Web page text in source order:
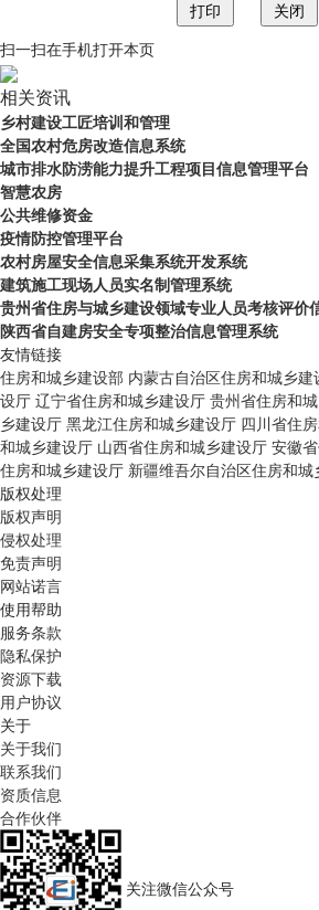
扫一扫在手机打开本页
相关资讯
乡村建设工匠培训和管理
全国农村危房改造信息系统
城市排水防涝能力提升工程项目信息管理平台
智慧农房
公共维修资金
疫情防控管理平台
农村房屋安全信息采集系统开发系统
建筑施工现场人员实名制管理系统
贵州省住房与城乡建设领域专业人员考核评价
陕西省自建房安全专项整治信息管理系统
友情链接
住房和城乡建设部 内蒙古自治区住房和城乡建
设厅 辽宁省住房和城乡建设厅 贵州省住房和
乡建设厅 黑龙江住房和城乡建设厅 四川省住
和城乡建设厅 山西省住房和城乡建设厅 安徽
住房和城乡建设厅 新疆维吾尔自治区住房和城
版权处理
版权声明
侵权处理
免责声明
网站诺言
使用帮助
服务条款
隐私保护
资源下载
用户协议
关于
关于我们
联系我们
资质信息
合作伙伴
关注微信公众号